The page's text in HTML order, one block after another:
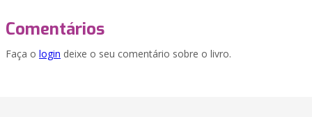
Comentários
Faça o login deixe o seu comentário sobre o livro.